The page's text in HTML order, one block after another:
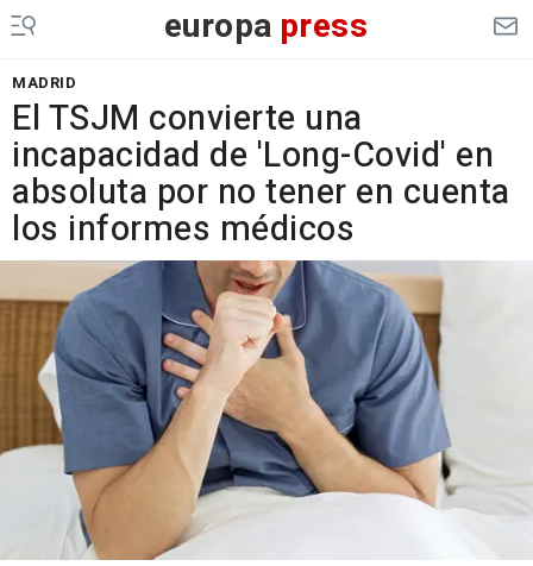
europa press
MADRID
El TSJM convierte una
incapacidad de 'Long-Covid' en
absoluta por no tener en cuenta
los informes médicos